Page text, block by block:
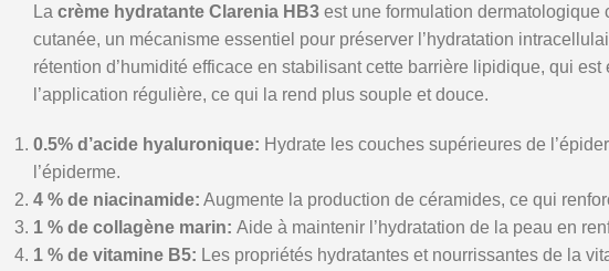
La crème hydratante Clarenia HB3 est une formulation dermatologique
cutanée, un mécanisme essentiel pour préserver l’hydratation
rétention d’humidité efficace en stabilisantcette barrière lipidique, qui est
l’application régulière, ce qui la rend plus souple etdouce.
0.5% d’acide hyaluronique: Hydrate les couches supérieures de
l’épiderme.
4 % de niacinamide: Augmente la production de céramides, ce qui
1 % de collagène marin: Aide à maintenir l’hydratation de la peau en
1 % de vitamine B5: Les propriétés hydratantes et nourrissantes de la